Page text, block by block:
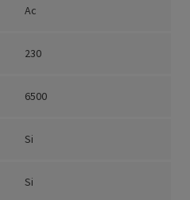
Ac
230
6500
Si
Si